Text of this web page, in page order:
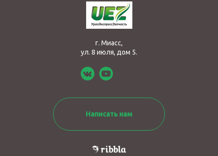
г. Миасс,
ул. 8 июля, дом 5.
Написать нам